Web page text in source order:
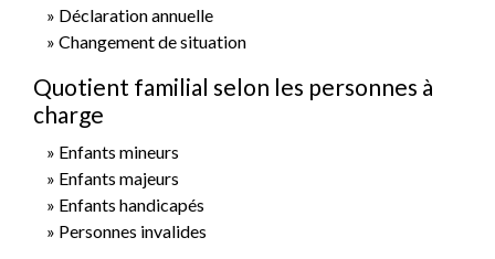
Déclaration annuelle
Changement de situation
Quotient familial selon les personnes à
charge
Enfants mineurs
Enfants majeurs
Enfants handicapés
Personnes invalides